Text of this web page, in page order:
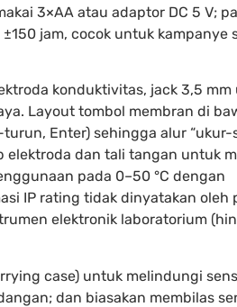
3×AA atau adaptor DC 5 V;
jam, cocok untuk kampanye
konduktivitas, jack 3,5 mm
Layout tombol membran di
Enter) sehingga alur “ukur-
dan tali tangan untuk
pada 0–50 °C dengan
IP rating tidak dinyatakan oleh
elektronik laboratorium
case) untuk melindungi
dan biasakan membilas